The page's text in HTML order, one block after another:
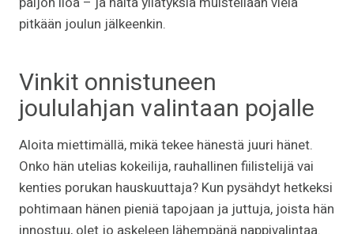
pitkään joulun jälkeenkin.
Vinkit onnistuneen
joululahjan valintaan pojalle
Aloita miettimällä, mikä tekee hänestä juuri hänet.
Onko hän utelias kokeilija, rauhallinen fiilistelijä vai
kenties porukan hauskuuttaja? Kun pysähdyt hetkeksi
pohtimaan hänen pieniä tapojaan ja juttuja, joista hän
innostuu, olet jo askeleen lähempänä nappivalintaa.